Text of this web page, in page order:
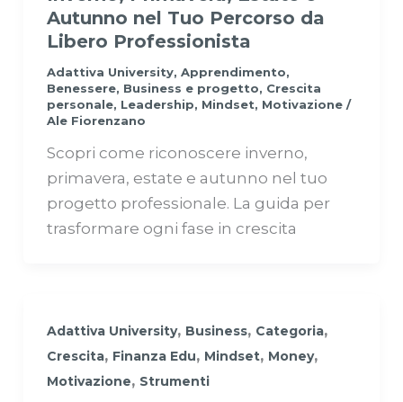
Autunno nel Tuo Percorso da
Libero Professionista
Adattiva University, Apprendimento,
Benessere, Business e progetto, Crescita
personale, Leadership, Mindset, Motivazione/
Ale Fiorenzano
Scopri come riconoscere inverno,
primavera, estate e autunno nel tuo
progetto professionale. La guida per
trasformare ogni fase in crescita
Adattiva University, Business, Categoria,
Crescita, Finanza Edu, Mindset, Money,
Motivazione, Strumenti